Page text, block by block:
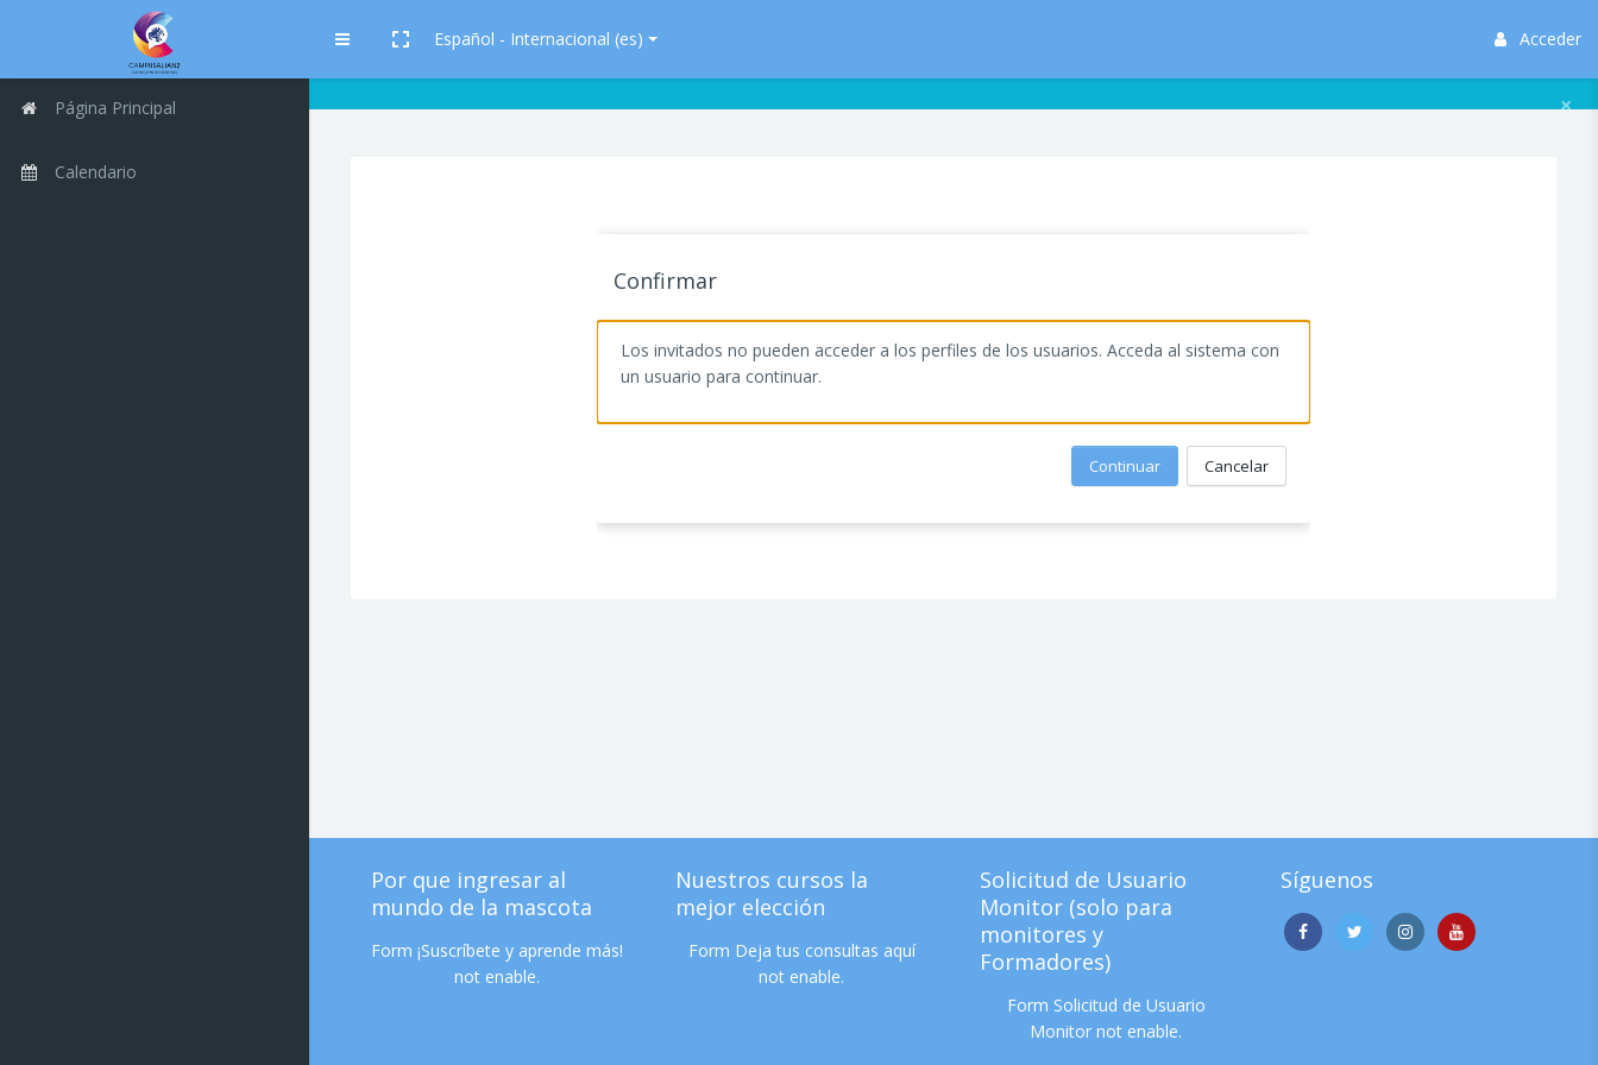
Panel lateral Español - Internacional ‎(es)‎ Acceder
Página Principal
Calendario
×
Confirmar
Los invitados no pueden acceder a los perfiles de los usuarios. Acceda al sistema con
un usuario para continuar.
Continuar Cancelar
Por que ingresar al
mundo de la mascota
Form ¡Suscríbete y aprende más!
not enable.
Nuestros cursos la
mejor elección
Form Deja tus consultas aquí
not enable.
Solicitud de Usuario
Monitor (solo para
monitores y
Formadores)
Form Solicitud de Usuario
Monitor not enable.
Síguenos